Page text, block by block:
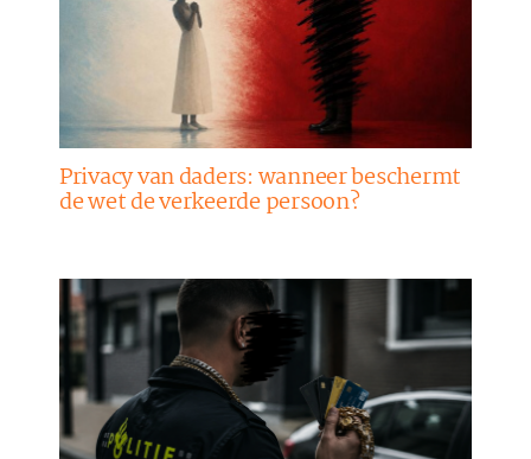
Privacy van daders: wanneer beschermt
de wet de verkeerde persoon?